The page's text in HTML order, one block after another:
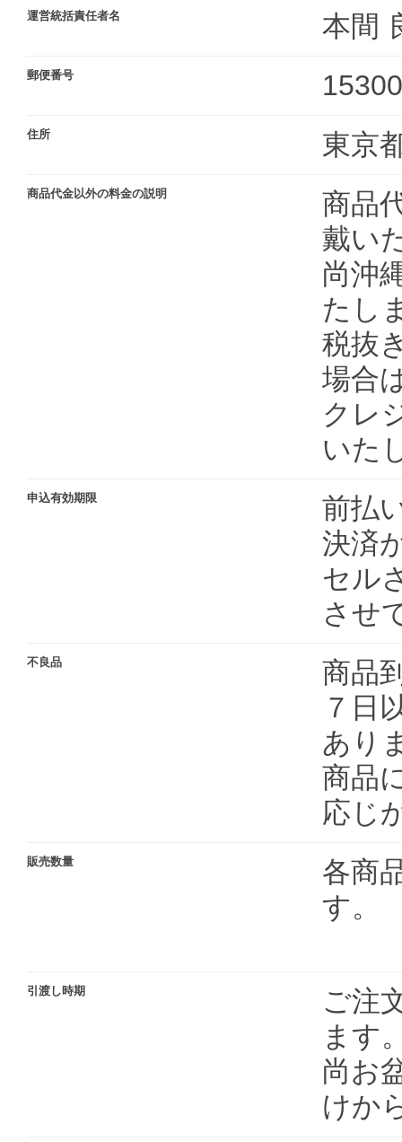
運営統括責任者名 本間
郵便番号
住所 東京
商品代金以外の料金の説明
商品
戴い
尚沖
たし
税抜
場合
クレ
いた
申込有効期限
前払
決済
セル
させ
不良品
商品
７日
あり
商品
応じ
販売数量
各商
す。
引渡し時期
ご注
ます
尚お
けか